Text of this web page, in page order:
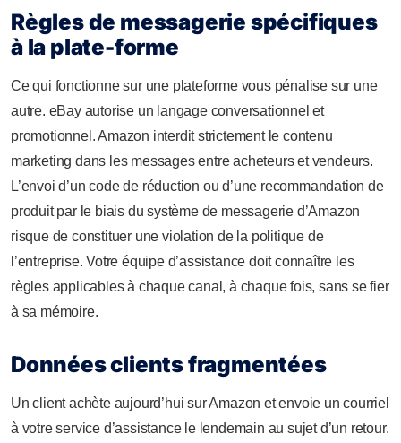
Règles de messagerie spécifiques
à la plate-forme
Ce qui fonctionne sur une plateforme vous pénalise sur une
autre. eBay autorise un langage conversationnel et
promotionnel. Amazon interdit strictement le contenu
marketing dans les messages entre acheteurs et vendeurs.
L’envoi d’un code de réduction ou d’une recommandation de
produit par le biais du système de messagerie d’Amazon
risque de constituer une violation de la politique de
l’entreprise. Votre équipe d’assistance doit connaître les
règles applicables à chaque canal, à chaque fois, sans se fier
à sa mémoire.
Données clients fragmentées
Un client achète aujourd’hui sur Amazon et envoie un courriel
à votre service d’assistance le lendemain au sujet d’un retour.